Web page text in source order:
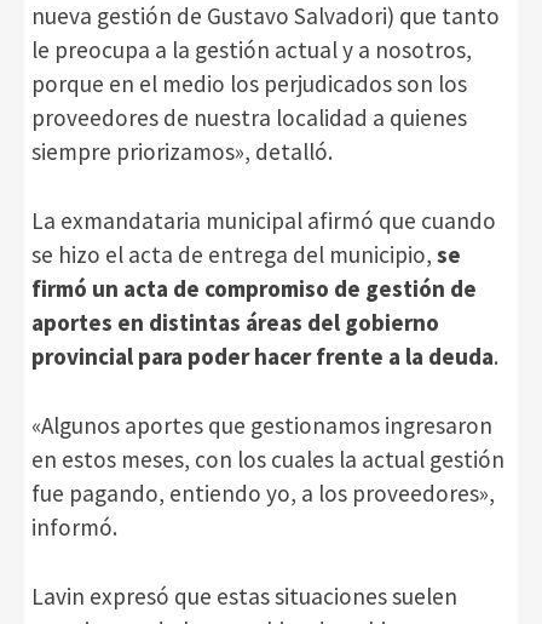
nueva gestión de Gustavo Salvadori) que tanto
le preocupa a la gestión actual y a nosotros,
porque en el medio los perjudicados son los
proveedores de nuestra localidad a quienes
siempre priorizamos», detalló.
La exmandataria municipal afirmó que cuando
se hizo el acta de entrega del municipio, se
firmó un acta de compromiso de gestión de
aportes en distintas áreas del gobierno
provincial para poder hacer frente a la deuda.
«Algunos aportes que gestionamos ingresaron
en estos meses, con los cuales la actual gestión
fue pagando, entiendo yo, a los proveedores»,
informó.
Lavin expresó que estas situaciones suelen